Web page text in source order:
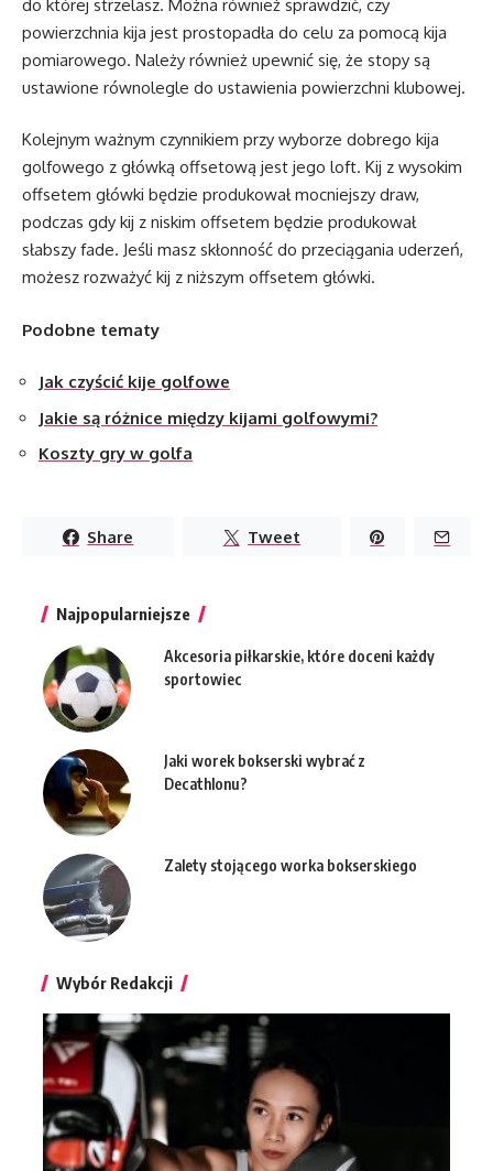
do której strzelasz. Można również sprawdzić, czy
powierzchnia kija jest prostopadła do celu za pomocą kija
pomiarowego. Należy również upewnić się, że stopy są
ustawione równolegle do ustawienia powierzchni klubowej.
Kolejnym ważnym czynnikiem przy wyborze dobrego kija
golfowego z główką offsetową jest jego loft. Kij z wysokim
offsetem główki będzie produkował mocniejszy draw,
podczas gdy kij z niskim offsetem będzie produkował
słabszy fade. Jeśli masz skłonność do przeciągania uderzeń,
możesz rozważyć kij z niższym offsetem główki.
Podobne tematy
Jak czyścić kije golfowe
Jakie są różnice między kijami golfowymi?
Koszty gry w golfa
Share Tweet
Najpopularniejsze
Akcesoria piłkarskie, które doceni każdy
sportowiec
Jaki worek bokserski wybrać z
Decathlonu?
Zalety stojącego worka bokserskiego
Wybór Redakcji